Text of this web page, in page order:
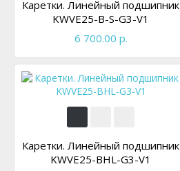
Каретки. Линейный подшипник
KWVE25-B-S-G3-V1
6 700.00 р.
Каретки. Линейный подшипник
KWVE25-BHL-G3-V1